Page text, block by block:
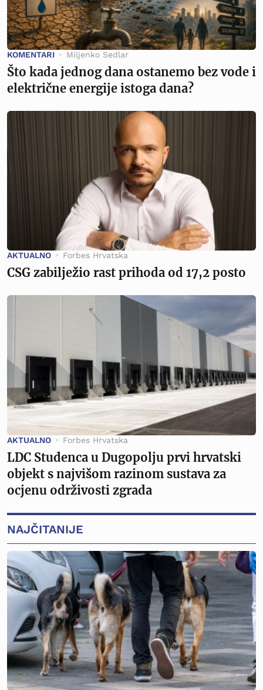
KOMENTARI Miljenko Sedlar
Što kada jednog dana ostanemo bez vode i
električne energije istoga dana?
AKTUALNO Forbes Hrvatska
CSG zabilježio rast prihoda od 17,2 posto
AKTUALNO Forbes Hrvatska
LDC Studenca u Dugopolju prvi hrvatski
objekt s najvišom razinom sustava za
ocjenu održivosti zgrada
NAJČITANIJE